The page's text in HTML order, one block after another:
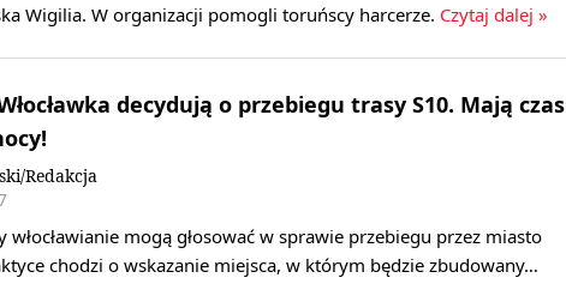
Wigilia. W organizacji pomogli toruńscy harcerze. Czytaj dalej »
decydują o przebiegu trasy S10. Mają czas
Redakcja
włocławianie mogą głosować w sprawie przebiegu przez miasto
chodzi o wskazanie miejsca, w którym będzie zbudowany…